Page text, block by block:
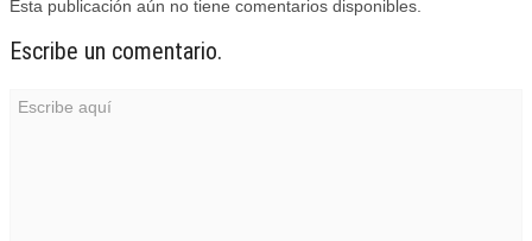
Esta publicación aún no tiene comentarios disponibles.
Escribe un comentario.